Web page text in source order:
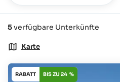
5verfügbare Unterkünfte
Karte
RABATT BIS ZU 24 %